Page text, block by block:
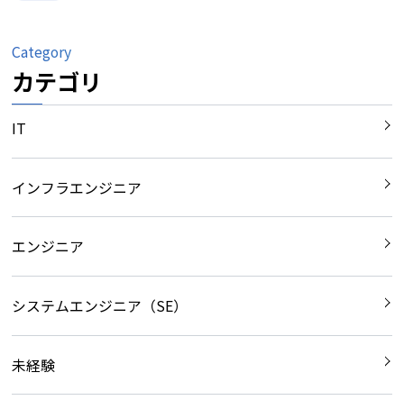
Category
カテゴリ
IT
インフラエンジニア
エンジニア
システムエンジニア（SE）
未経験